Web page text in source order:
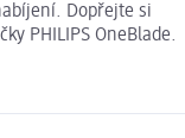
Dopřejte si
PHILIPS OneBlade.